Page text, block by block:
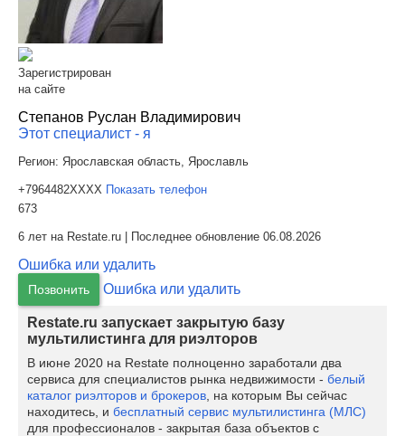
Зарегистрирован
на сайте
Степанов Руслан Владимирович
Этот специалист - я
Регион: Ярославская область, Ярославль
+7964482XXXX Показать телефон
673
6 лет на Restate.ru | Последнее обновление 06.08.2026
Ошибка или удалить
Позвонить Ошибка или удалить
Restate.ru запускает закрытую базу
мультилистинга для риэлторов
В июне 2020 на Restate полноценно заработали два
сервиса для специалистов рынка недвижимости - белый
каталог риэлторов и брокеров , на которым Вы сейчас
находитесь, и бесплатный сервис мультилистинга (МЛС)
для профессионалов - закрытая база объектов с